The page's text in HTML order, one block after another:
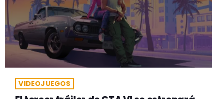
VIDEOJUEGOS